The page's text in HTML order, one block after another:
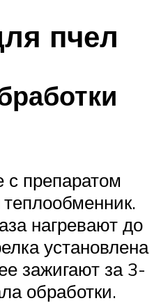
пчел
с препаратом
теплообменник.
нагревают до
установлена
зажигают за 3-
обработки.